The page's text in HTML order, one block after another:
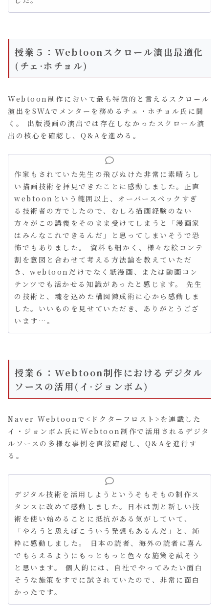
授業５：Webtoonスクロール演出最適化
(チェ·ホチョル)
Webtoon制作において最も特徴的と言えるスクロール
演出をSWAでメンターを務めるチェ・ホチョル氏に聞
く。 出版漫画の演出では存在しなかったスクロール演
出の核心を確認し、Q&Aを進める。
作家もされていた先生の飛びぬけた非常に素晴らし
い描画技術を拝見できたことに感動しました。正直
webtoonという範囲以上、オーバースペックすぎ
る技術者の方でしたので、むしろ描画経験のない
方々がこの講義をそのまま受けてしまうと「漫画家
はみんなこれできるんだ」と思ってしまいそうで恐
怖でもありました。 資料も細かく、様々な絵コンテ
割を意図と合わせて考える方法論を教えていただ
き、webtoonだけでなく紙漫画、または動画コン
テンツでも活かせる知識があったと感じます。 先生
の技術と、魂を込めた構図錬成術に心から感動しま
した。いいものを見せていただき、ありがとうござ
います…。
授業６：Webtoon制作におけるデジタル
ソースの活用(イ·ジョンボム)
Naver Webtoonで<ドクターフロスト>を連載した
イ・ジョンボム氏にWebtoon制作で活用されるデジタ
ルソースの多様な事例を直接確認し、Q&Aを進行す
る。
デジタル技術を活用しようというそもそもの制作ス
タンスに改めて感動しました。日本は割と新しい技
術を使い始めることに抵抗がある気がしていて、
「やろうと思えばこういう発想もあるんだ」と、純
粋に感動しました。 日本の読者、海外の読者に喜ん
でもらえるようにもっともっと色々な施策を試そう
と思います。 個人的には、自社でやってみたい面白
そうな施策をすでに試されていたので、非常に面白
かったです。